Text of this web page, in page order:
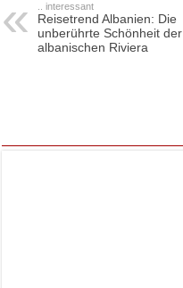
.. interessant
Reisetrend Albanien: Die
unberührte Schönheit der
albanischen Riviera